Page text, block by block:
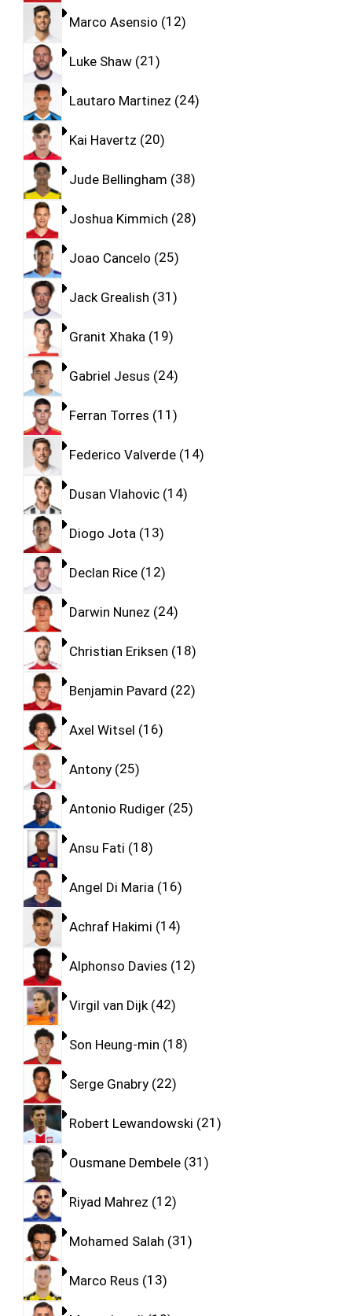
Marco Asensio 12
Luke Shaw 21
Lautaro Martinez 24
Kai Havertz 20
Jude Bellingham 38
Joshua Kimmich 28
Joao Cancelo 25
Jack Grealish 31
Granit Xhaka 19
Gabriel Jesus 24
Ferran Torres 11
Federico Valverde 14
Dusan Vlahovic 14
Diogo Jota 13
Declan Rice 12
Darwin Nunez 24
Christian Eriksen 18
Benjamin Pavard 22
Axel Witsel 16
Antony 25
Antonio Rudiger 25
Ansu Fati 18
Angel Di Maria 16
Achraf Hakimi 14
Alphonso Davies 12
Virgil van Dijk 42
Son Heung-min 18
Serge Gnabry 22
Robert Lewandowski 21
Ousmane Dembele 31
Riyad Mahrez 12
Mohamed Salah 31
Marco Reus 13